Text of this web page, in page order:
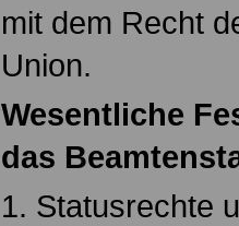
mit dem Recht
Union.
Wesentliche
das
1. Statusrechte